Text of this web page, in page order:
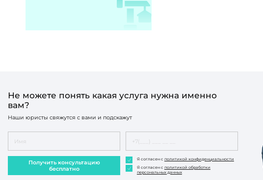
Не можете понять какая услуга нужна именно
вам?
Наши юристы свяжутся с вами и подскажут
Получить консультацию
бесплатно
Я согласен с политикой конфиденциальности
Я согласен с политикой обработки
персональных данных